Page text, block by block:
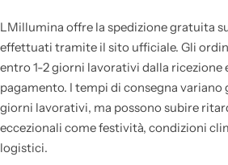
LMillumina offre la spedizione gratuita
effettuati tramite il sito ufficiale. Gli
entro 1-2 giorni lavorativi dalla ricezione
pagamento. I tempi di consegna variano
giorni lavorativi, ma possono subire
eccezionali come festività, condizioni
logistici.